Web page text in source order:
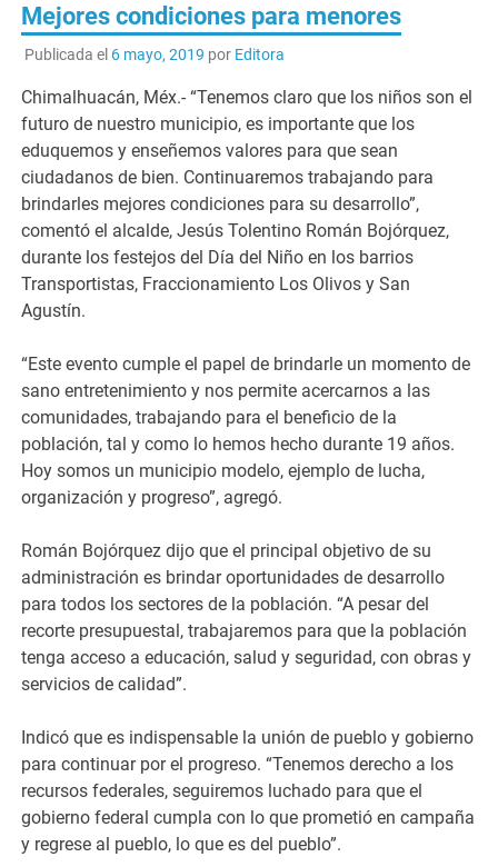
Mejores condiciones para menores
Publicada el 6 mayo, 2019 por Editora
Chimalhuacán, Méx.- “Tenemos claro que los niños son el
futuro de nuestro municipio, es importante que los
eduquemos y enseñemos valores para que sean
ciudadanos de bien. Continuaremos trabajando para
brindarles mejores condiciones para su desarrollo”,
comentó el alcalde, Jesús Tolentino Román Bojórquez,
durante los festejos del Día del Niño en los barrios
Transportistas, Fraccionamiento Los Olivos y San
Agustín.
“Este evento cumple el papel de brindarle un momento de
sano entretenimiento y nos permite acercarnos a las
comunidades, trabajando para el beneficio de la
población, tal y como lo hemos hecho durante 19 años.
Hoy somos un municipio modelo, ejemplo de lucha,
organización y progreso”, agregó.
Román Bojórquez dijo que el principal objetivo de su
administración es brindar oportunidades de desarrollo
para todos los sectores de la población. “A pesar del
recorte presupuestal, trabajaremos para que la población
tenga acceso a educación, salud y seguridad, con obras y
servicios de calidad”.
Indicó que es indispensable la unión de pueblo y gobierno
para continuar por el progreso. “Tenemos derecho a los
recursos federales, seguiremos luchado para que el
gobierno federal cumpla con lo que prometió en campaña
y regrese al pueblo, lo que es del pueblo”.